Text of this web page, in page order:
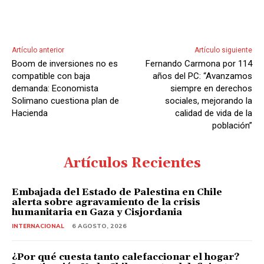
Artículo anterior
Boom de inversiones no es
compatible con baja
demanda: Economista
Solimano cuestiona plan de
Hacienda
Artículo siguiente
Fernando Carmona por 114
años del PC: “Avanzamos
siempre en derechos
sociales, mejorando la
calidad de vida de la
población”
Artículos Recientes
Embajada del Estado de Palestina en Chile
alerta sobre agravamiento de la crisis
humanitaria en Gaza y Cisjordania
INTERNACIONAL 6 AGOSTO, 2026
¿Por qué cuesta tanto calefaccionar el hogar?